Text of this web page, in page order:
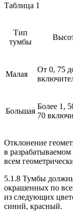
Таблица 1
Тип
тумбы
Малая
От 0, 75
Большая
Более 1,
70
Отклонение
в
всем
5.1.8 Тумбы должны
окрашенных по
из следующих
синий, красный.